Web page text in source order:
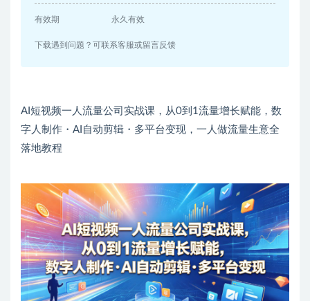
有效期 永久有效
下载遇到问题？可联系客服或留言反馈
AI短视频一人流量公司实战课，从0到1流量增长赋能，数
字人制作・AI自动剪辑・多平台变现，一人做流量生意全
落地教程